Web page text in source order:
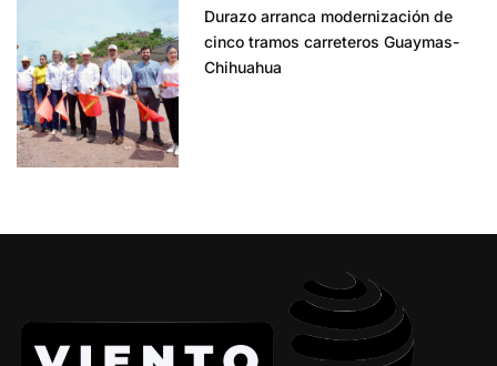
Durazo arranca modernización de
cinco tramos carreteros Guaymas-
Chihuahua